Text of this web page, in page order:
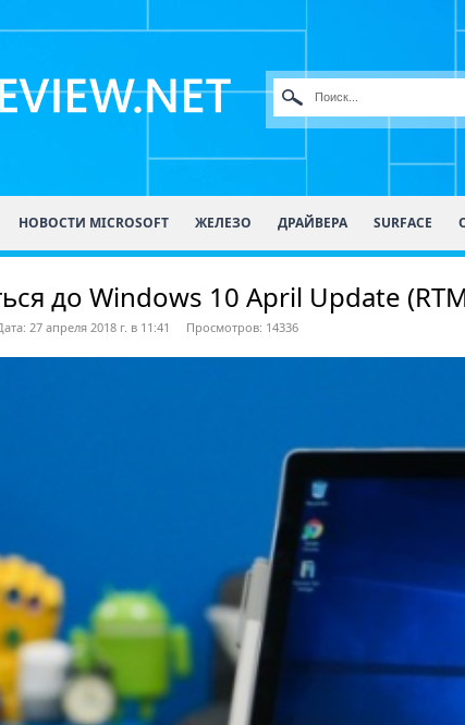
НОВОСТИ MICROSOFT ЖЕЛЕЗО ДРАЙВЕРА SURFACE
до Windows 10 April Update
27 апреля 2018 г. в 11:41 Просмотров: 14336